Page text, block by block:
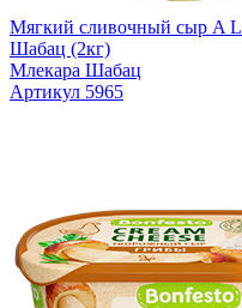
Мягкий сливочный сыр A
Шабац (2кг)
Млекара Шабац
Артикул 5965